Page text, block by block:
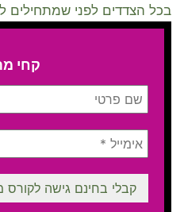
בכל הצדדים לפני שמתחילים
קחי